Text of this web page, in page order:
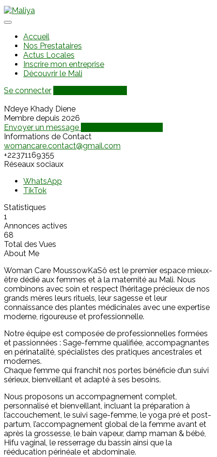
Accueil
Nos Prestataires
Actus Locales
Inscrire mon entreprise
Découvrir le Mali
Se connecter
N’deye Khady Diene
Membre depuis 2026
Envoyer un message
Informations de Contact
womancare.contact@gmail.com
+22371169355
Réseaux sociaux
WhatsApp
TikTok
Statistiques
1
Annonces actives
68
Total des Vues
About Me
Woman Care MoussowKaSô est le premier espace mieux-
être dédié aux femmes et à la maternité au Mali. Nous
combinons avec soin et respect l’héritage précieux de nos
grands mères leurs rituels, leur sagesse et leur
connaissance des plantes médicinales avec une expertise
moderne, rigoureuse et professionnelle.
Notre équipe est composée de professionnelles formées
et passionnées : Sage-femme qualifiée, accompagnantes
en périnatalité, spécialistes des pratiques ancestrales et
modernes.
Chaque femme qui franchit nos portes bénéficie d’un suivi
sérieux, bienveillant et adapté à ses besoins.
Nous proposons un accompagnement complet,
personnalisé et bienveillant, incluant la préparation à
l’accouchement, le suivi sage-femme, le yoga pré et post-
partum, l’accompagnement global de la femme avant et
après la grossesse, le bain vapeur, damp maman & bébé,
Hifu vaginal, le resserrage du bassin ainsi que la
rééducation périnéale et abdominale.